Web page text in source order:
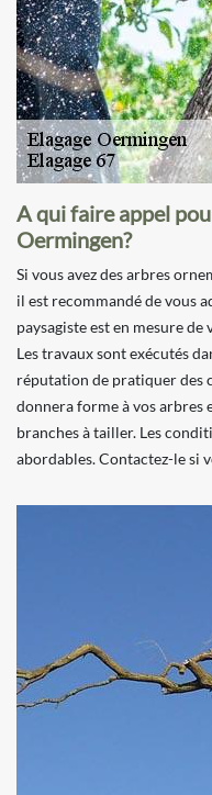
A qui faire appel
Oermingen?
Si vous avez des arbres
il est recommandé de vous
paysagiste est en mesure
Les travaux sont exécutés
réputation de pratiquer des
donnera forme à vos arbres
branches à tailler. Les
abordables. Contactez-le si